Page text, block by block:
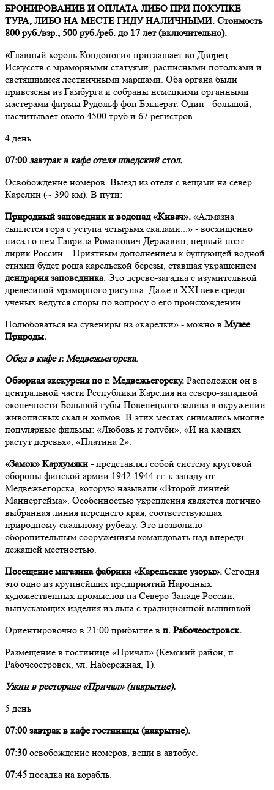
БРОНИРОВАНИЕ И ОПЛАТА ЛИБО ПРИ ПОКУПКЕ
ТУРА, ЛИБО НА МЕСТЕ ГИДУ НАЛИЧНЫМИ. Стоимость
800 руб./взр., 500 руб./реб. до 17 лет (включительно).
«Главный король Кондопоги» приглашает во Дворец
Искусств с мраморными статуями, расписными потолками и
светящимися лестничными маршами. Оба органа были
привезены из Гамбурга и собраны немецкими органными
мастерами фирмы Рудольф фон Бэккерат. Один - большой,
насчитывает около 4500 труб и 67 регистров.
4 день
07:00 завтрак в кафе отеля шведский стол.
Освобождение номеров. Выезд из отеля с вещами на север
Карелии (~ 390 км). В пути:
Природный заповедник и водопад «Кивач». «Алмазна
сыплется гора с уступа четырьмя скалами...» - восхищенно
писал о нем Гаврила Романович Державин, первый поэт-
лирик России... Приятным дополнением к бушующей водной
стихии будет роща карельской березы, ставшая украшением
дендрария заповедника. Это дерево-загадка с изумительной
древесиной мраморного рисунка. Даже в XXI веке среди
ученых ведутся споры по вопросу о его происхождении.
Полюбоваться на сувениры из «карелки» - можно в Музее
Природы.
Обед в кафе г. Медвежьегорска.
Обзорная экскурсия по г. Медвежьегорску. Расположен он в
центральной части Республики Карелия на северо-западной
оконечности Большой губы Повенецкого залива в окружении
живописных скал и холмов. В этих местах снимались многие
популярные фильмы: «Любовь и голуби», «И на камнях
растут деревья», «Платина 2».
«Замок» Кархумяки -представлял собой систему круговой
обороны финской армии 1942-1944 гг. к западу от
Медвежьегорска, которую называли «Второй линией
Маннергейма». Особенностью укрепления является логично
выбранная линия переднего края, соответствующая
природному скальному рубежу. Это позволило
оборонительным сооружениям командовать над впереди
лежащей местностью.
Посещение магазина фабрики «Карельские узоры». Сегодня
это одно из крупнейших предприятий Народных
художественных промыслов на Северо-Западе России,
выпускающих изделия из льна с традиционной вышивкой.
Ориентировочно в 21:00 прибытие в п. Рабочеостровск.
Размещение в гостинице «Причал» (Кемский район, п.
Рабочеостровск, ул. Набережная, 1).
Ужин в ресторане «Причал» (накрытие).
5 день
07:00 завтрак в кафе гостиницы (накрытие).
07:30 освобождение номеров, вещи в автобус.
07:45 посадка на корабль.